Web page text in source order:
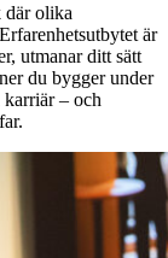
där olika
är
utmanar ditt sätt
du bygger under
– och